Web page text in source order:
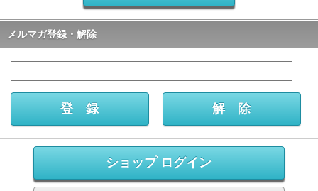
メルマガ登録・解除
ショップ ログイン